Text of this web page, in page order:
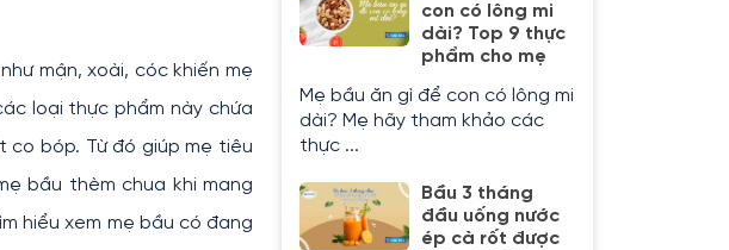
mận, xoài, cóc khiến mẹ
loại thực phẩm này chứa
bóp. Từ đó giúp mẹ tiêu
bầu thèm chua khi mang
hiểu xem mẹ bầu có đang
con có lông mi
dài? Top 9 thực
phẩm cho mẹ
Mẹ bầu ăn gì để con có lông mi
dài? Mẹ hãy tham khảo các
thực ...
Bầu 3 tháng
đầu uống nước
ép cà rốt được